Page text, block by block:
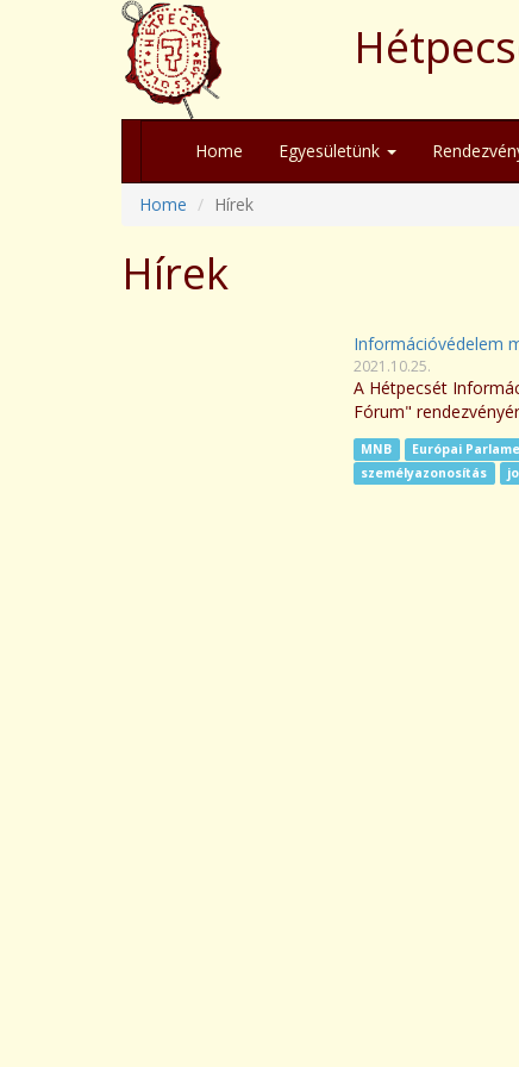
Home Egyesületünk
Home Hírek
Hírek
Információvédelem
2021.10.25.
A Hétpecsét
Fórum"
MNB Európai
személyazonosítás